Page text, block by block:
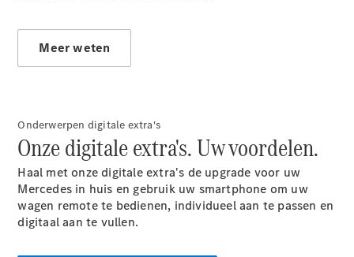
Configurator
Mercedes-
SUV
Alle SUVs
Meer weten
Onderwerpen digitale extra's
Onze digitale extra's. Uw voordelen.
Haal met onze digitale extra's de upgrade voor uw
Mercedes in huis en gebruik uw smartphone om uw
wagen remote te bedienen, individueel aan te passen en
digitaal aan te vullen.